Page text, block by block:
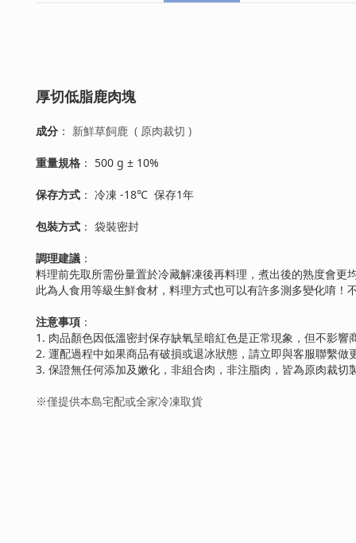
厚切低脂鹿肉塊
成分 ： 新鮮草飼鹿 ( 原肉裁切 )
重量規格 ： 500 g ± 10%
保存方式 ： 冷凍 -18℃ 保存1年
包裝方式 ： 袋裝密封
調理建議 ：
料理前先取所需份量置於冷藏解凍後再料理，煮出後的熟度會更
此為人食用等級生鮮食材，料理方式也可以有許多測多變化唷
注意事項 ：
1. 肉品顏色因低溫密封保存缺氧呈暗紅色是正常現象，但不影響
2. 運配過程中如果商品有破損或退冰狀態，請立即與客服聯繫做
3. 保證無任何添加及嫩化，非組合肉，非注脂肉，皆為原肉裁切
※僅提供本島宅配或全家冷凍取貨